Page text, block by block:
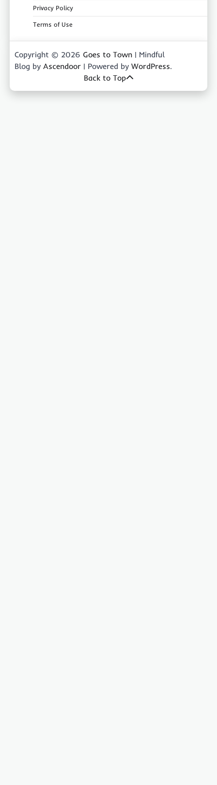
Privacy Policy
Terms of Use
Copyright © 2026 Goes to Town | Mindful
Blog by Ascendoor | Powered by WordPress.
Back to Top